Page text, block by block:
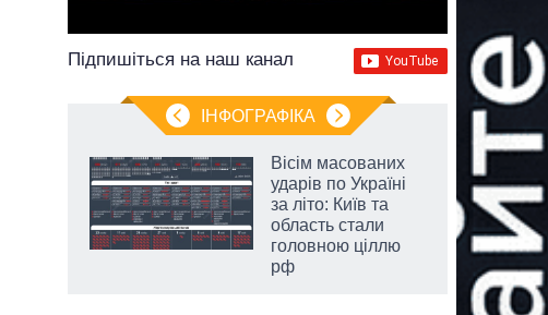
Підпишіться на наш канал
ІНФОГРАФІКА
Вісім масованих
ударів по Україні
за літо: Київ та
область стали
головною ціллю
рф